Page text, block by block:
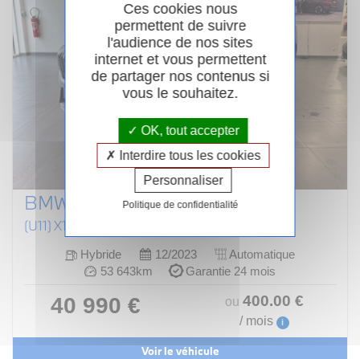
BMW X1 U11
(U11) X1 XDRIVE25E 245CH (AB 2022)
Hybride 12/2023
Automatique
53 643km
Garantie 24 mois
40 990 € ou 400.00 €
/ mois i
Voir le véhicule
Ces cookies nous
permettent de suivre
l'audience de nos sites
internet et vous permettent
de partager nos contenus si
vous le souhaitez.
OK, tout accepter
Interdire tous les cookies
Personnaliser
Politique de confidentialité